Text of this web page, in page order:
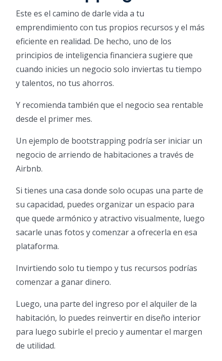
Este es el camino de darle vida a tu
emprendimiento con tus propios recursos y el más
eficiente en realidad. De hecho, uno de los
principios de inteligencia financiera sugiere que
cuando inicies un negocio solo inviertas tu tiempo
y talentos, no tus ahorros.
Y recomienda también que el negocio sea rentable
desde el primer mes.
Un ejemplo de bootstrapping podría ser iniciar un
negocio de arriendo de habitaciones a través de
Airbnb.
Si tienes una casa donde solo ocupas una parte de
su capacidad, puedes organizar un espacio para
que quede armónico y atractivo visualmente, luego
sacarle unas fotos y comenzar a ofrecerla en esa
plataforma.
Invirtiendo solo tu tiempo y tus recursos podrías
comenzar a ganar dinero.
Luego, una parte del ingreso por el alquiler de la
habitación, lo puedes reinvertir en diseño interior
para luego subirle el precio y aumentar el margen
de utilidad.